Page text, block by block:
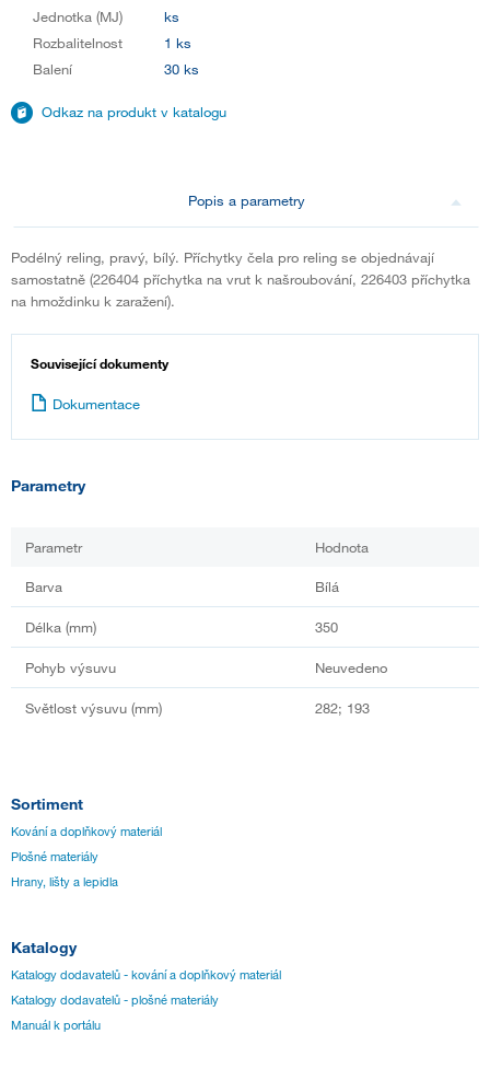
Jednotka (MJ)
ks
Rozbalitelnost
1 ks
Balení
30 ks
Odkaz na produkt v katalogu
Popis a parametry
Podélný reling, pravý, bílý. Příchytky čela pro reling se objednávají
samostatně (226404 příchytka na vrut k našroubování, 226403 příchytka
na hmoždinku k zaražení).
Související dokumenty
Dokumentace
Parametry
Parametr Hodnota
Barva Bílá
Délka (mm) 350
Pohyb výsuvu Neuvedeno
Světlost výsuvu (mm) 282; 193
Sortiment
Kování a doplňkový materiál
Plošné materiály
Hrany, lišty a lepidla
Katalogy
Katalogy dodavatelů - kování a doplňkový materiál
Katalogy dodavatelů - plošné materiály
Manuál k portálu